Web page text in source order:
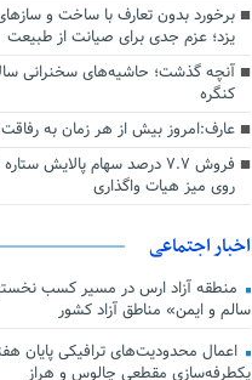
برخورد بدون تعارف با ساخت‌ و
یزد؛ عزم جدی برای صیانت از طبیعت
آنچه گذشت؛ حاشیه‌های سخنرانی
کنگره
عارف:امروز بیش از هر زمان به رفاقت
فروش ۷.۷ درصد سهام پالایش
روی میز هیات واگذاری
اخبار اجتماعی
منطقه آزاد ارس در مسیر کسب
سالم و ایمن» مناطق آزاد کشور
اعمال محدودیت‌های ترافیکی پایان
یکطرفه‌سازی مقطعی چالوس و هراز